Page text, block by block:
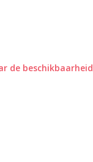
de beschikbaarheid